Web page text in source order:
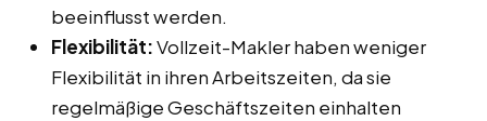
beeinflusst werden.
Flexibilität:Vollzeit-Makler haben weniger
Flexibilität in ihren Arbeitszeiten, da sie
regelmäßige Geschäftszeiten einhalten